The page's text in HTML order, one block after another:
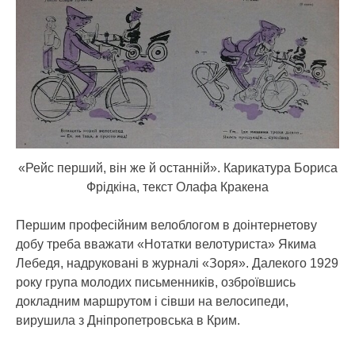
«Рейс перший, він же й останній». Карикатура Бориса
Фрідкіна, текст Олафа Кракена
Першим професійним велоблогом в доінтернетову
добу треба вважати «Нотатки велотуриста» Якима
Лебедя, надруковані в журналі «Зоря». Далекого 1929
року група молодих письменників, озброївшись
докладним маршрутом і сівши на велосипеди,
вирушила з Дніпропетровська в Крим.